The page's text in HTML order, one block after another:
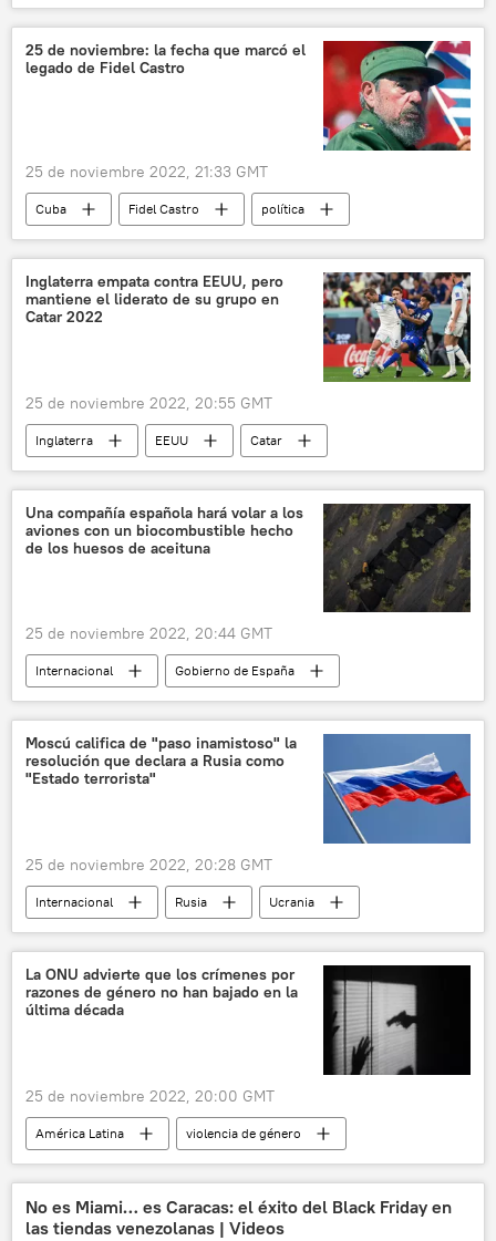
Congreso de Perú
Perú
Tribunal Constitucional del Perú
Elecciones generales en Perú (2021)
25 de noviembre: la fecha que marcó el
legado de Fidel Castro
25 de noviembre 2022, 21:33 GMT
Cuba Fidel Castro
política
Granma
La Habana Sputnik Explica
Inglaterra empata contra EEUU, pero
mantiene el liderato de su grupo en
Catar 2022
25 de noviembre 2022, 20:55 GMT
Inglaterra EEUU
Catar
⚽ Deportes
fútbol
Mundial de Fútbol 2022 en Catar
Una compañía española hará volar a los
aviones con un biocombustible hecho
de los huesos de aceituna
25 de noviembre 2022, 20:44 GMT
Internacional
Gobierno de España
📈 Mercados y finanzas
medioambiente
Sevilla
Cepsa
Moscú califica de "paso inamistoso" la
resolución que declara a Rusia como
"Estado terrorista"
25 de noviembre 2022, 20:28 GMT
Internacional Rusia
Ucrania
Moscú
Occidente
Parlamento Europeo
terrorismo
seguridad
La ONU advierte que los crímenes por
razones de género no han bajado en la
última década
25 de noviembre 2022, 20:00 GMT
América Latina
violencia de género
Día Internacional de la Eliminación de la Violencia contra la Mujer
ONU Mujeres
feminicidios
No es Miami… es Caracas: el éxito del Black Friday en
las tiendas venezolanas | Videos